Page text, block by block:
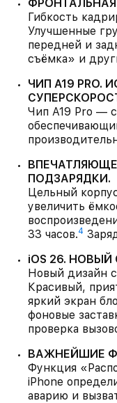
ФРОНТАЛЬНАЯ
Гибкость
Улучшенные
передней и
съёмка» и
ЧИП A19
Чип A19 Pro —
ПОДЗАРЯДКИ.
Цельный
увеличить
33 часов.4
iOS 26.
Новый дизайн
Красивый,
яркий экран
фоновые
проверка
ВАЖНЕЙШИЕ
Функция
iPhone
аварию и